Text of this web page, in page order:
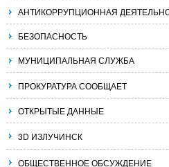
АНТИКОРРУПЦИОННАЯ
БЕЗОПАСНОСТЬ
МУНИЦИПАЛЬНАЯ СЛУЖБА
ПРОКУРАТУРА СООБЩАЕТ
ОТКРЫТЫЕ ДАННЫЕ
3D ИЗЛУЧИНСК
ОБЩЕСТВЕННОЕ ОБСУЖДЕНИЕ